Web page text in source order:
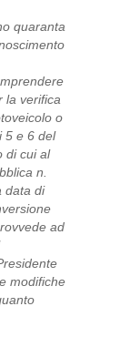
quaranta
la verifica
o
5 e 6 del
di cui al
n.
data di
ad
modifiche